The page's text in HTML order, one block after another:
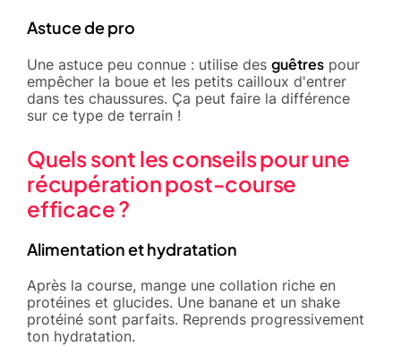
Astuce de pro
Une astuce peu connue : utilise des guêtres pour
empêcher la boue et les petits cailloux d'entrer
dans tes chaussures. Ça peut faire la différence
sur ce type de terrain !
Quels sont les conseils pour une
récupération post-course
efficace ?
Alimentation et hydratation
Après la course, mange une collation riche en
protéines et glucides. Une banane et un shake
protéiné sont parfaits. Reprends progressivement
ton hydratation.